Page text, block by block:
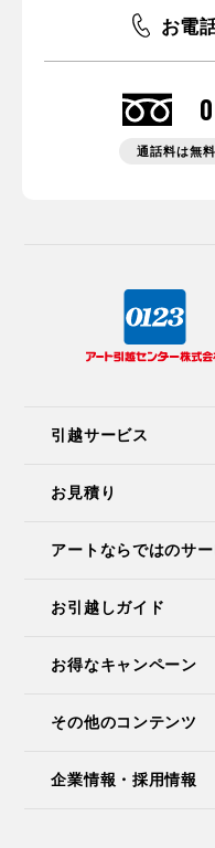
お電
通話料は無
引越サービス
お見積り
アートならではのサー
お引越しガイド
お得なキャンペーン
その他のコンテンツ
企業情報・採用情報